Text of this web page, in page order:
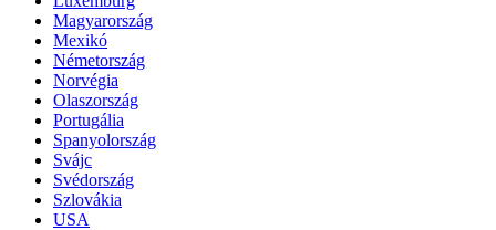
Magyarország
Mexikó
Németország
Norvégia
Olaszország
Portugália
Spanyolország
Svájc
Svédország
Szlovákia
USA